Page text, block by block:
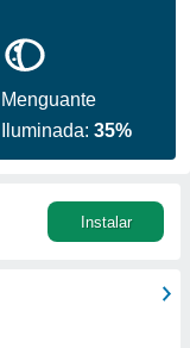
Menguante
Iluminada:35%
Instalar